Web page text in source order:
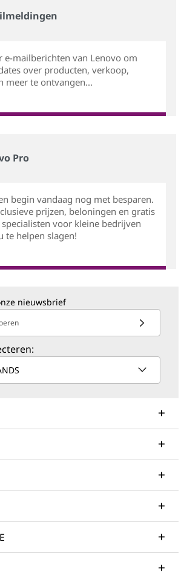
e-mailberichten van Lenovo om
over producten, verkoop,
meer te ontvangen...
Pro
begin vandaag nog met besparen.
prijzen, beloningen en gratis
voor kleine bedrijven
te helpen slagen!
nieuwsbrief